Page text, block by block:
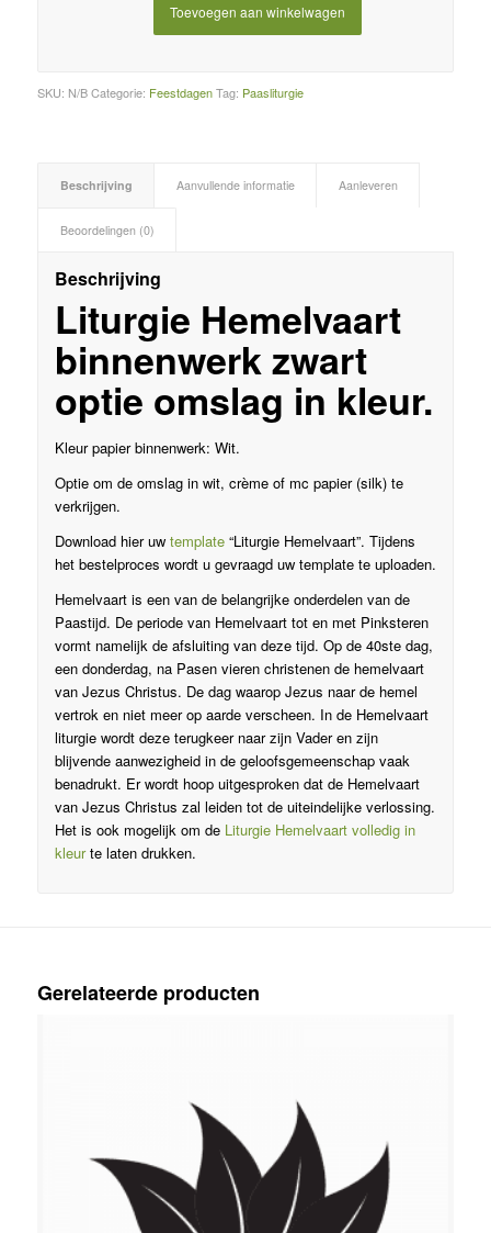
Toevoegen aan winkelwagen
SKU: N/B Categorie: Feestdagen Tag: Paasliturgie
Beschrijving Aanvullende informatie Aanleveren
Beoordelingen (0)
Beschrijving
Liturgie Hemelvaart
binnenwerk zwart
optie omslag in kleur.
Kleur papier binnenwerk: Wit.
Optie om de omslag in wit, crème of mc papier (silk) te
verkrijgen.
Download hier uw template“Liturgie Hemelvaart”. Tijdens
het bestelproces wordt u gevraagd uw template te uploaden.
Hemelvaart is een van de belangrijke onderdelen van de
Paastijd. De periode van Hemelvaart tot en met Pinksteren
vormt namelijk de afsluiting van deze tijd. Op de 40ste dag,
een donderdag, na Pasen vieren christenen de hemelvaart
van Jezus Christus. De dag waarop Jezus naar de hemel
vertrok en niet meer op aarde verscheen. In de Hemelvaart
liturgie wordt deze terugkeer naar zijn Vader en zijn
blijvende aanwezigheid in de geloofsgemeenschap vaak
benadrukt. Er wordt hoop uitgesproken dat de Hemelvaart
van Jezus Christus zal leiden tot de uiteindelijke verlossing.
Het is ook mogelijk om de Liturgie Hemelvaart volledig in
kleurte laten drukken.
Gerelateerde producten